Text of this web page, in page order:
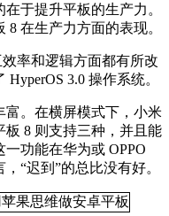
于提升平板的生产力。
在生产力方面的表现。
率和逻辑方面都有所改
3.0 操作系统。
富。在横屏模式下，小米
8 则支持三种，并且能
功能在华为或 OPPO
“迟到”的总比没有好。